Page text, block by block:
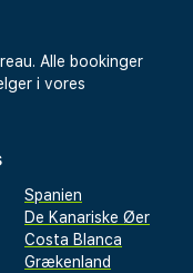
Alle bookinger
i vores
Spanien
De Kanariske Øer
Costa Blanca
Grækenland